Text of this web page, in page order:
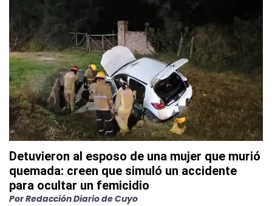
Detuvieron al esposo de una mujer que murió
quemada: creen que simuló un accidente
para ocultar un femicidio
PorRedacción Diario de Cuyo